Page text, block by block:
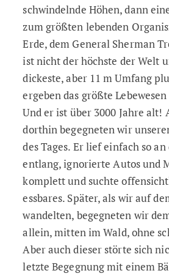
schwindelnde Höhen, dann
zum größten lebenden
Erde, dem General Sherman
ist nicht der höchste der Welt
dickeste, aber 11 m Umfang
ergeben das größte
Und er ist über 3000 Jahre alt!
dorthin begegneten wir
des Tages. Er lief einfach so
entlang, ignorierte Autos und
komplett und suchte
essbares. Später, als wir auf
wandelten, begegneten wir
allein, mitten im Wald, ohne
Aber auch dieser störte sich
letzte Begegnung mit einem